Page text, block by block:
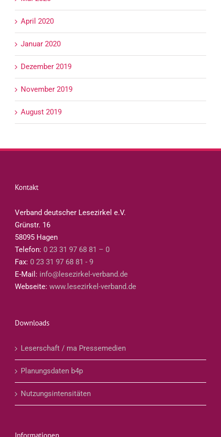
April 2020
Januar 2020
Dezember 2019
November 2019
August 2019
Kontakt
Verband deutscher Lesezirkel e.V.
Grünstr. 16
58095 Hagen
Telefon: 0 23 31 97 68 81 – 0
Fax: 0 23 31 97 68 81 - 9
E-Mail: info@lesezirkel-verband.de
Webseite: www.lesezirkel-verband.de
Downloads
Leserschaft / ma Pressemedien
Planungsdaten b4p
Nutzungsintensitäten